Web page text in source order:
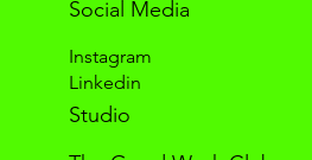
Social Media
Instagram
Linkedin
Studio